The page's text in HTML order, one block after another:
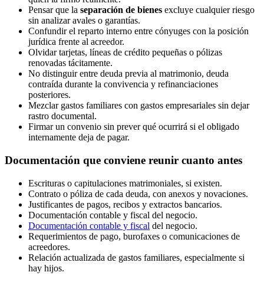
Pensar que la separación de bienes excluye cualquier riesgo
sin analizar avales o garantías.
Confundir el reparto interno entre cónyuges con la posición
jurídica frente al acreedor.
Olvidar tarjetas, líneas de crédito pequeñas o pólizas
renovadas tácitamente.
No distinguir entre deuda previa al matrimonio, deuda
contraída durante la convivencia y refinanciaciones
posteriores.
Mezclar gastos familiares con gastos empresariales sin dejar
rastro documental.
Firmar un convenio sin prever qué ocurrirá si el obligado
internamente deja de pagar.
Documentación que conviene reunir cuanto antes
Escrituras o capitulaciones matrimoniales, si existen.
Contrato o póliza de cada deuda, con anexos y novaciones.
Justificantes de pagos, recibos y extractos bancarios.
Documentación contable y fiscal del negocio.
Documentación contable y fiscal del negocio.
Requerimientos de pago, burofaxes o comunicaciones de
acreedores.
Relación actualizada de gastos familiares, especialmente si
hay hijos.